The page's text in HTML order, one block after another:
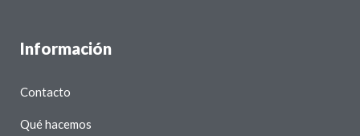
Información
Contacto
Qué hacemos